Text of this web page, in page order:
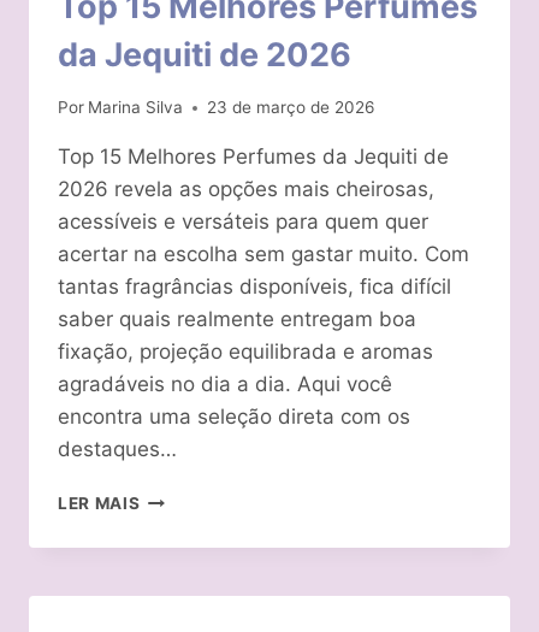
da Jequiti de 2026
Por Marina Silva 23 de março de 2026
Top 15 Melhores Perfumes da Jequiti de
2026 revela as opções mais cheirosas,
acessíveis e versáteis para quem quer
acertar na escolha sem gastar muito. Com
tantas fragrâncias disponíveis, fica difícil
saber quais realmente entregam boa
fixação, projeção equilibrada e aromas
agradáveis no dia a dia. Aqui você
encontra uma seleção direta com os
destaques…
LER MAIS TOP
MELHORES
DA